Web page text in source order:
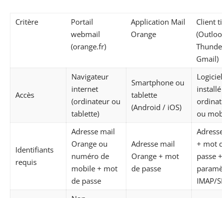
Critère
Portail
webmail
(orange.fr)
Application Mail
Orange
Client
Gmail)
Accès
Navigateur
internet
(ordinateur ou
tablette)
Smartphone ou
tablette
(Android / iOS)
Logiciel
ou
Identifiants
requis
Adresse mail
Orange ou
numéro de
mobile + mot
de passe
Adresse mail
Orange + mot
de passe
+ mot
passe +
IMAP/